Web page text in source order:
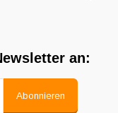
an:
Abonnieren